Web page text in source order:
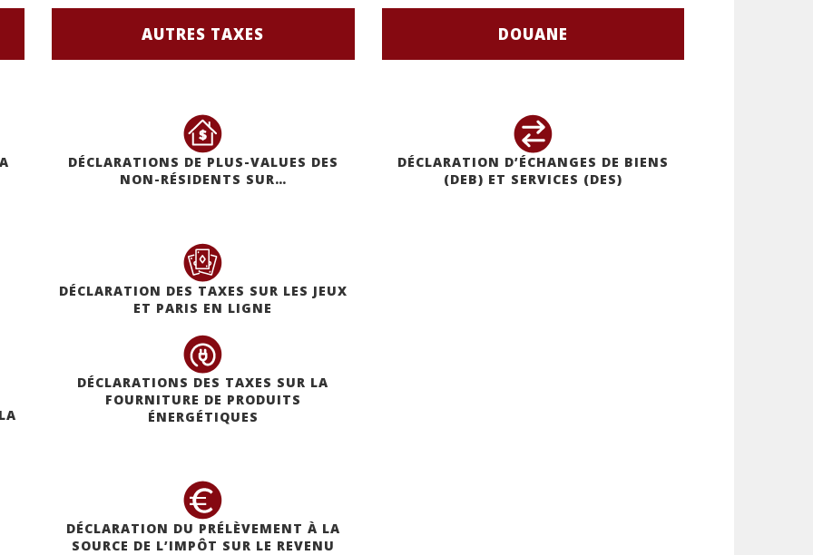
AUTRES TAXES
DÉCLARATIONS DE PLUS-VALUES DES
NON-RÉSIDENTS SUR…
DÉCLARATION DES TAXES SUR LES JEUX
ET PARIS EN LIGNE
DÉCLARATIONS DES TAXES SUR LA
FOURNITURE DE PRODUITS
ÉNERGÉTIQUES
DÉCLARATION DU PRÉLÈVEMENT À LA
SOURCE DE L’IMPÔT SUR LE REVENU
DOUANE
DÉCLARATION D’ÉCHANGES DE BIENS
(DEB) ET SERVICES (DES)